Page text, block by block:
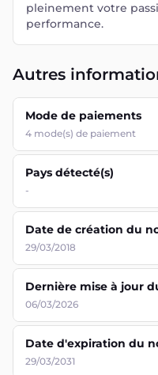
pleinement votre
performance.
Autres
Mode de paiements
4 mode(s) de paiement
Pays détecté(s)
-
Date de création du
29/03/2018
Dernière mise à jour
06/03/2026
Date d'expiration du
29/03/2031